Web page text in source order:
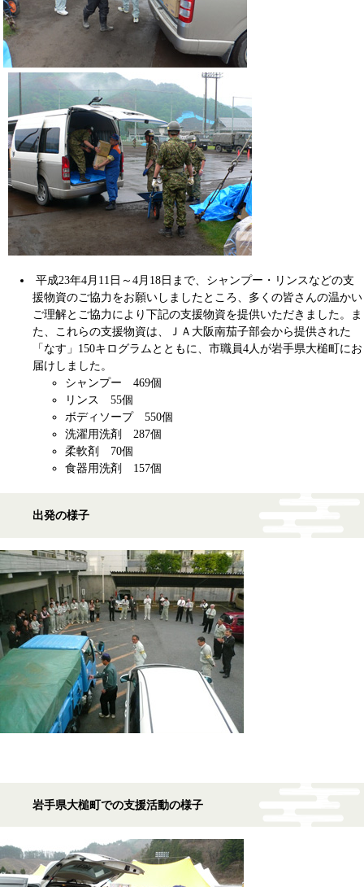
平成23年4月11日～4月18日まで、シャンプー・リンスなどの支
援物資のご協力をお願いしましたところ、多くの皆さんの温かい
ご理解とご協力により下記の支援物資を提供いただきました。ま
た、これらの支援物資は、ＪＡ大阪南茄子部会から提供された
「なす」150キログラムとともに、市職員4人が岩手県大槌町にお
届けしました。
シャンプー 469個
リンス 55個
ボディソープ 550個
洗濯用洗剤 287個
柔軟剤 70個
食器用洗剤 157個
出発の様子
岩手県大槌町での支援活動の様子